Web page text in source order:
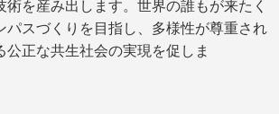
術を産み出します。世界の誰もが来たく
パスづくりを目指し、多様性が尊重され
公正な共生社会の実現を促しま